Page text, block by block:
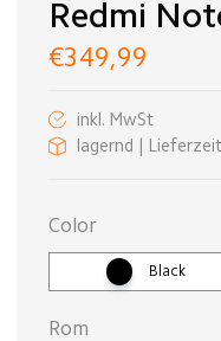
Redmi
€349,99
inkl. MwSt
lagernd |
Color
Black
Rom